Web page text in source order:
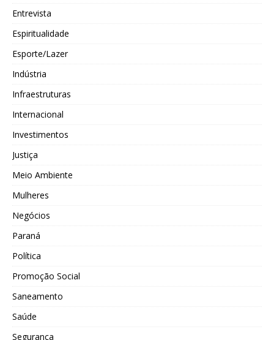
Entrevista
Espiritualidade
Esporte/Lazer
Indústria
Infraestruturas
Internacional
Investimentos
Justiça
Meio Ambiente
Mulheres
Negócios
Paraná
Política
Promoção Social
Saneamento
Saúde
Segurança